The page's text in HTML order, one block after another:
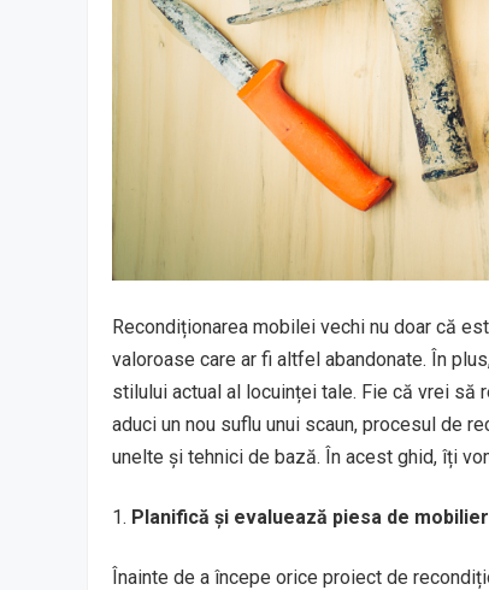
Recondiționarea mobilei vechi nu doar că
valoroase care ar fi altfel abandonate. În
stilului actual al locuinței tale. Fie că vrei
aduci un nou suflu unui scaun, procesul de
unelte și tehnici de bază. În acest ghid, îți
Planifică și evaluează piesa de mobilier
Înainte de a începe orice proiect de